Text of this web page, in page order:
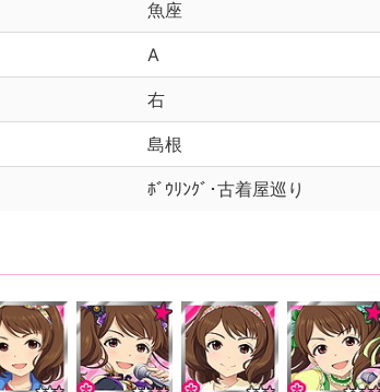
魚座
A
右
島根
ﾎﾞｳﾘﾝｸﾞ･古着屋巡り